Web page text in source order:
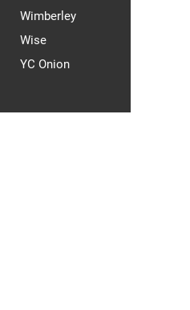
Wimberley
Wise
YC Onion